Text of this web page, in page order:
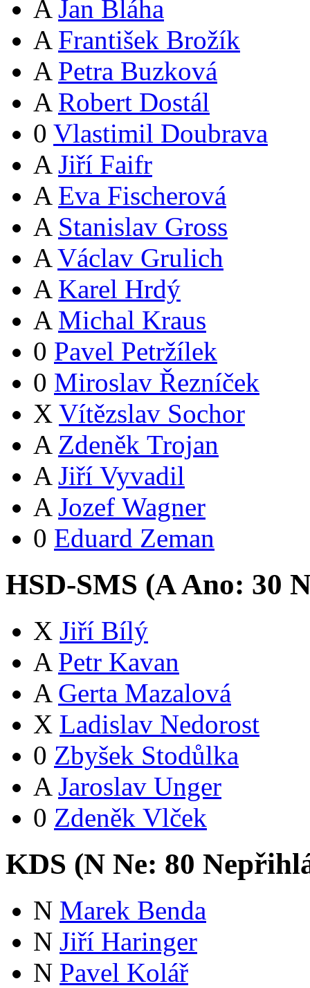
A Jan Bláha
A František Brožík
A Petra Buzková
A Robert Dostál
0 Vlastimil Doubrava
A Jiří Faifr
A Eva Fischerová
A Stanislav Gross
A Václav Grulich
A Karel Hrdý
A Michal Kraus
0 Pavel Petržílek
0 Miroslav Řezníček
X Vítězslav Sochor
A Zdeněk Trojan
A Jiří Vyvadil
A Jozef Wagner
0 Eduard Zeman
HSD-SMS (AAno: 30
X Jiří Bílý
A Petr Kavan
A Gerta Mazalová
X Ladislav Nedorost
0 Zbyšek Stodůlka
A Jaroslav Unger
0 Zdeněk Vlček
KDS (N Ne: 80
N Marek Benda
N Jiří Haringer
N Pavel Kolář